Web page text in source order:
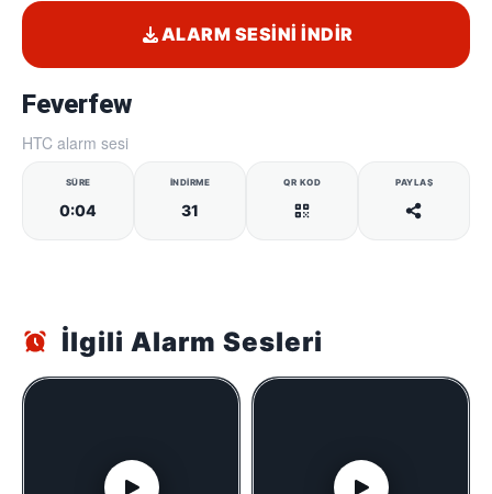
Feverfew
HTC alarm sesi
SÜRE
0:04
İNDIRME
31
QR KOD PAYLAŞ
ALARM SESINI İNDIR
İlgili Alarm Sesleri